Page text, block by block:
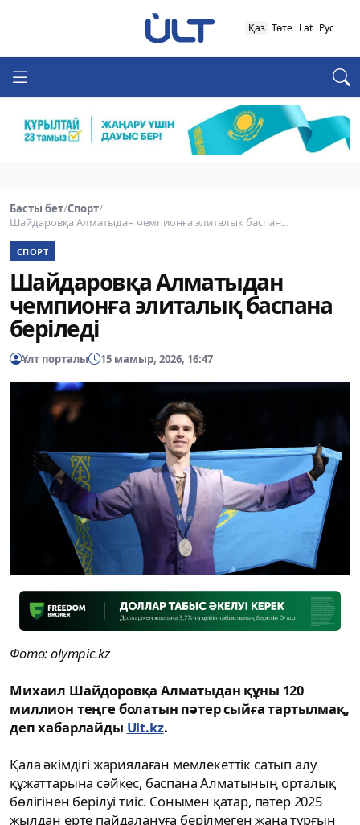
Қаз Төте Lat Рус
Басты бет/Спорт/
Шайдаровқа Алматыдан чемпионға элиталық баспан...
СПОРТ
Шайдаровқа Алматыдан
чемпионға элиталық баспана
беріледі
Ұлт порталы 15 мамыр, 2026, 16:47
Фото: olympic.kz
Михаил Шайдоровқа Алматыдан құны 120
миллион теңге болатын пәтер сыйға тартылмақ,
деп хабарлайды Ult.kz.
Қала әкімдігі жариялаған мемлекеттік сатып алу
құжаттарына сәйкес, баспана Алматының орталық
бөлігінен берілуі тиіс. Сонымен қатар, пәтер 2025
жылдан ерте пайдалануға берілмеген жаңа тұрғын